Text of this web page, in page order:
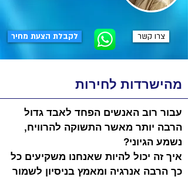
צרו קשר לקבלת הצעת מחיר
מהישרדות לחירות
עבור רוב האנשים הפחד לאבד גדול
הרבה יותר מאשר התשוקה להרוויח,
נשמע הגיוני?
איך זה יכול להיות שאנחנו משקיעים כל
כך הרבה אנרגיה ומאמץ בניסיון לשמור